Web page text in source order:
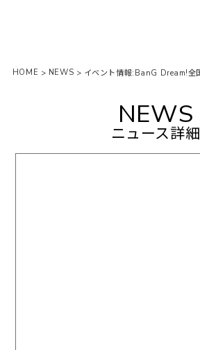
HOME > NEWS >
NEWS
ニュース詳細